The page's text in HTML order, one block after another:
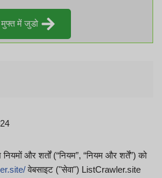
मुफ्त में जुडो
और शर्तों (“नियम”, “नियम और शर्तें”) को
वेबसाइट ("सेवा") ListCrawler.site